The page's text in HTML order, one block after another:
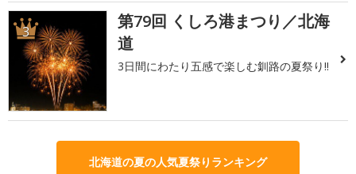
3
第79回 くしろ港まつり／北海
道
3日間にわたり五感で楽しむ釧路の夏祭り!!
北海道の夏の人気夏祭りランキング